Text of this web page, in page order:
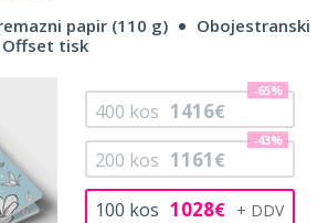
papir (110 g)
Obojestranski
Offset tisk
100 kos 1028€
200 kos 1161€
-43%
400 kos 1416€
-65%